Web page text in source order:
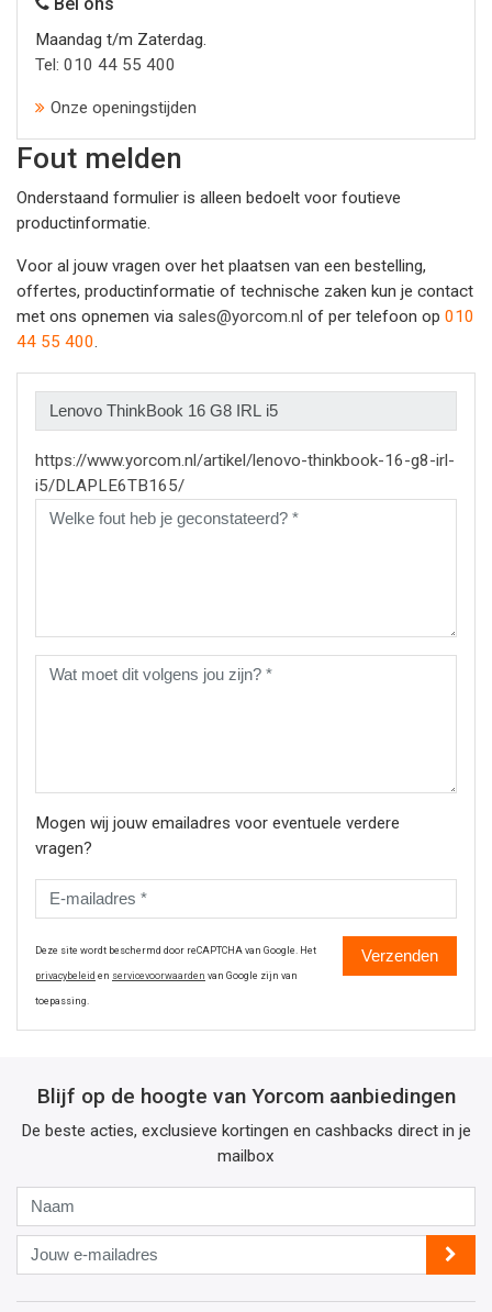
Maandag t/m Zaterdag.
Tel: 010 44 55 400
Onze openingstijden
Fout melden
Onderstaand formulier is alleen bedoelt voor foutieve
productinformatie.
Voor al jouw vragen over het plaatsen van een bestelling,
offertes, productinformatie of technische zaken kun je contact
met ons opnemen via sales@yorcom.nl of per telefoon op 010
44 55 400.
https://www.yorcom.nl/artikel/lenovo-thinkbook-16-g8-irl-
i5/DLAPLE6TB165/
Mogen wij jouw emailadres voor eventuele verdere
vragen?
Verzenden
Deze site wordt beschermd door reCAPTCHA van Google. Het
privacybeleid en servicevoorwaarden van Google zijn van
toepassing.
Blijf op de hoogte van Yorcom aanbiedingen
De beste acties, exclusieve kortingen en cashbacks direct in je
mailbox
Jouw
e-
mailadres